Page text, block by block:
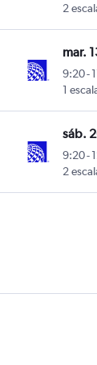
2
mar.
9:20-
1
sáb.
9:20-
2